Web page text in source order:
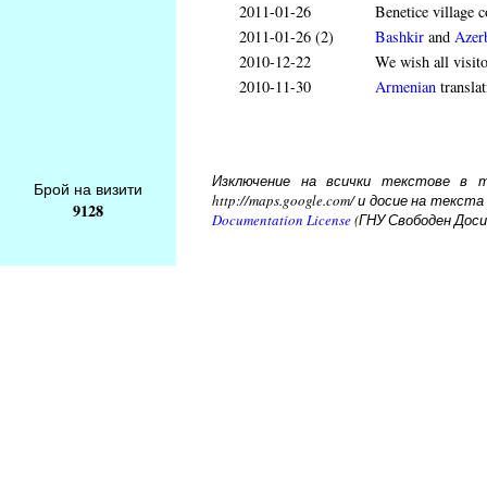
2011-01-26
Benetice village
2011-01-26 (2)
Bashkir and
2010-12-22
We wish all
2010-11-30
Armenian
Брой на визити
9128
Изключение на всички текстове в
http://maps.google.com/ и досие на
Documentation License(ГНУ Свободен